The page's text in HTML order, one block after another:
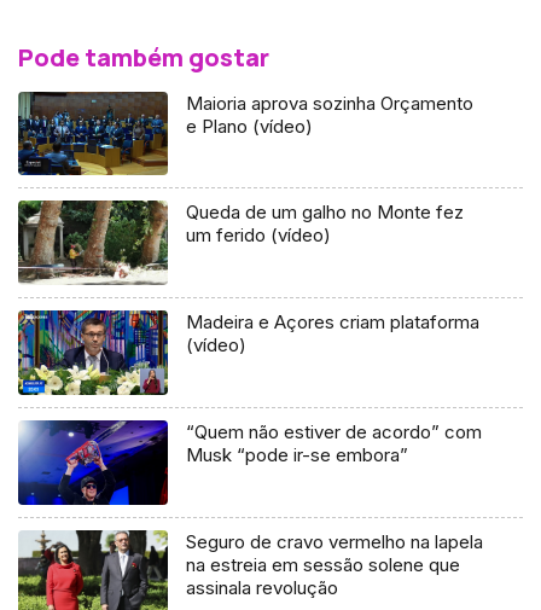
Pode também gostar
Maioria aprova sozinha Orçamento
e Plano (vídeo)
Queda de um galho no Monte fez
um ferido (vídeo)
Madeira e Açores criam plataforma
(vídeo)
“Quem não estiver de acordo” com
Musk “pode ir-se embora”
Seguro de cravo vermelho na lapela
na estreia em sessão solene que
assinala revolução